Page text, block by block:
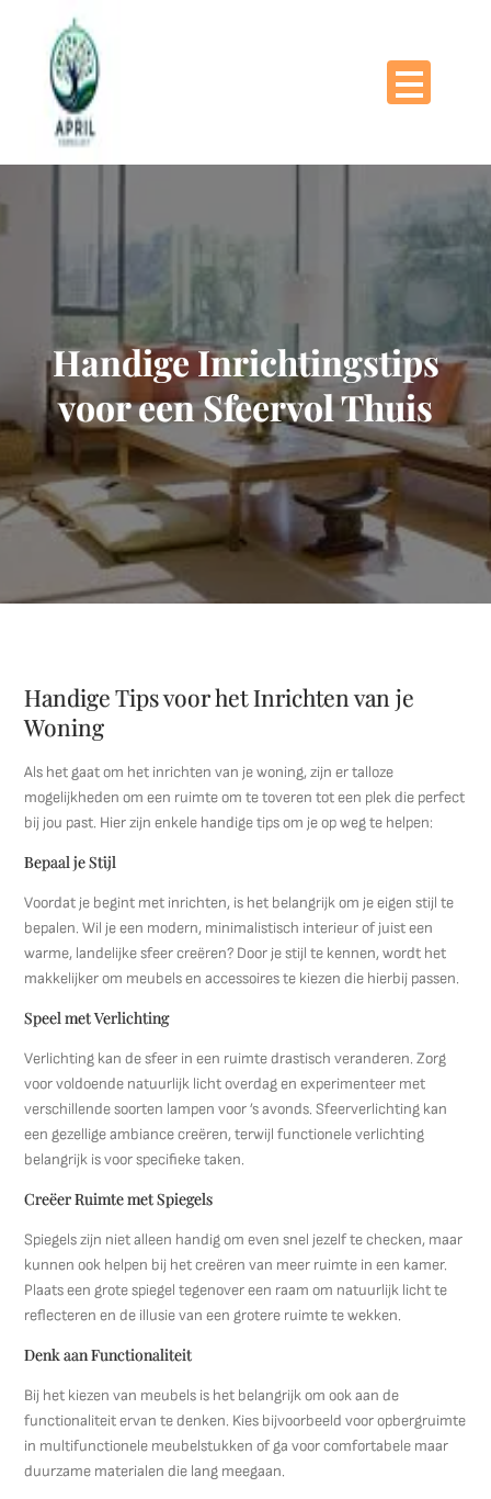
Handige Inrichtingstips
voor een Sfeervol Thuis
Handige Tips voor het Inrichten van je
Woning
Als het gaat om het inrichten van je woning, zijn er talloze
mogelijkheden om een ruimte om te toveren tot een plek die perfect
bij jou past. Hier zijn enkele handige tips om je op weg te helpen:
Bepaal je Stijl
Voordat je begint met inrichten, is het belangrijk om je eigen stijl te
bepalen. Wil je een modern, minimalistisch interieur of juist een
warme, landelijke sfeer creëren? Door je stijl te kennen, wordt het
makkelijker om meubels en accessoires te kiezen die hierbij passen.
Speel met Verlichting
Verlichting kan de sfeer in een ruimte drastisch veranderen. Zorg
voor voldoende natuurlijk licht overdag en experimenteer met
verschillende soorten lampen voor ’s avonds. Sfeerverlichting kan
een gezellige ambiance creëren, terwijl functionele verlichting
belangrijk is voor specifieke taken.
Creëer Ruimte met Spiegels
Spiegels zijn niet alleen handig om even snel jezelf te checken, maar
kunnen ook helpen bij het creëren van meer ruimte in een kamer.
Plaats een grote spiegel tegenover een raam om natuurlijk licht te
reflecteren en de illusie van een grotere ruimte te wekken.
Denk aan Functionaliteit
Bij het kiezen van meubels is het belangrijk om ook aan de
functionaliteit ervan te denken. Kies bijvoorbeeld voor opbergruimte
in multifunctionele meubelstukken of ga voor comfortabele maar
duurzame materialen die lang meegaan.